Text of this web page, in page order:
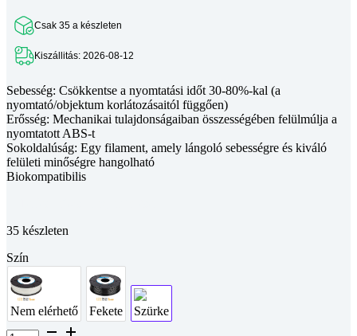
Csak 35 a készleten
Kiszállitás: 2026-08-12
Sebesség: Csökkentse a nyomtatási időt 30-80%-kal (a
nyomtató/objektum korlátozásaitól függően)
Erősség: Mechanikai tulajdonságaiban összességében felülmúlja a
nyomtatott ABS-t
Sokoldalúság: Egy filament, amely lángoló sebességre és kiváló
felületi minőségre hangolható
Biokompatibilis
35 készleten
Szín
Nem elérhető Fekete
Szürke
BASF